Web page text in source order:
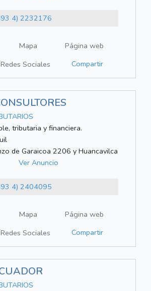
4) 2232176
Mapa
Página web
Redes Sociales Compartir
tributaria y financiera.
de Garaicoa 2206 y Huancavilca
Ver Anuncio
4) 2404095
Mapa
Página web
Redes Sociales Compartir